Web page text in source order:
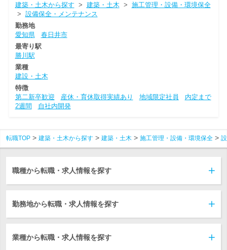
建築・土木から探す > 建築・土木 > 施工管理・設備・環境保全
> 設備保全・メンテナンス
勤務地
愛知県
春日井市
最寄り駅
勝川駅
業種
建設・土木
特徴
第二新卒歓迎
産休・育休取得実績あり 地域限定社員
内定まで
2週間
自社内開発
転職TOP 建築・土木から探す 建築・土木 施工管理・設備・環境保全
職種から転職・求人情報を探す
勤務地から転職・求人情報を探す
業種から転職・求人情報を探す